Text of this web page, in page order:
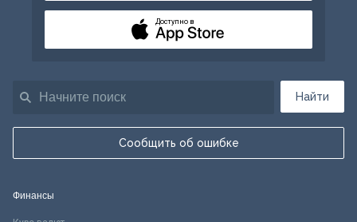
Найти
Сообщить об ошибке
Доступно в
Финансы